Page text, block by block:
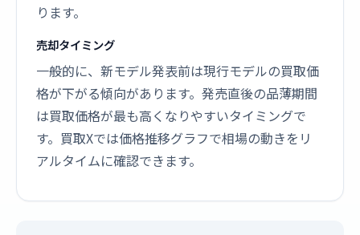
ります。
売却タイミング
一般的に、新モデル発表前は現行モデルの買取価
格が下がる傾向があります。発売直後の品薄期間
は買取価格が最も高くなりやすいタイミングで
す。買取Xでは価格推移グラフで相場の動きをリ
アルタイムに確認できます。